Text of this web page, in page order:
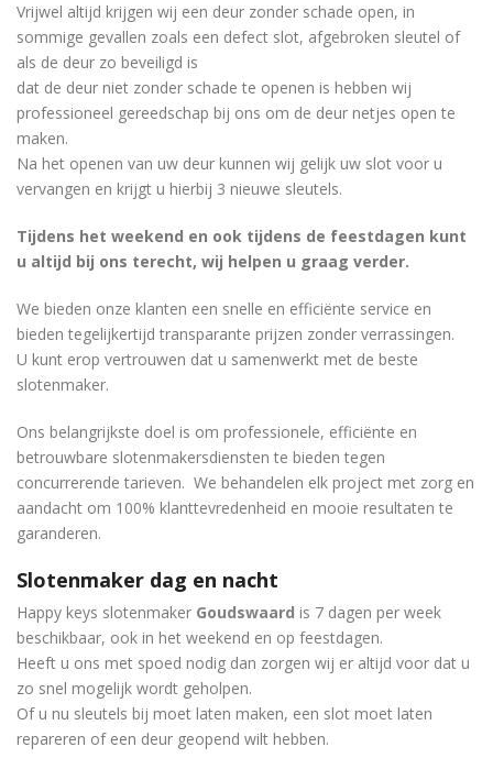
Vrijwel altijd krijgen wij een deur zonder schade open, in
sommige gevallen zoals een defect slot, afgebroken sleutel of
als de deur zo beveiligd is
dat de deur niet zonder schade te openen is hebben wij
professioneel gereedschap bij ons om de deur netjes open te
maken.
Na het openen van uw deur kunnen wij gelijk uw slot voor u
vervangen en krijgt u hierbij 3 nieuwe sleutels.
Tijdens het weekend en ook tijdens de feestdagen kunt
u altijd bij ons terecht, wij helpen u graag verder.
We bieden onze klanten een snelle en efficiënte service en
bieden tegelijkertijd transparante prijzen zonder verrassingen.
U kunt erop vertrouwen dat u samenwerkt met de beste
slotenmaker.
Ons belangrijkste doel is om professionele, efficiënte en
betrouwbare slotenmakersdiensten te bieden tegen
concurrerende tarieven. We behandelen elk project met zorg en
aandacht om 100% klanttevredenheid en mooie resultaten te
garanderen.
Slotenmaker dag en nacht
Happy keys slotenmaker Goudswaard is 7 dagen per week
beschikbaar, ook in het weekend en op feestdagen.
Heeft u ons met spoed nodig dan zorgen wij er altijd voor dat u
zo snel mogelijk wordt geholpen.
Of u nu sleutels bij moet laten maken, een slot moet laten
repareren of een deur geopend wilt hebben.